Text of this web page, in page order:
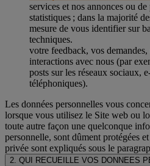
services et nos annonces ou
statistiques ; dans la majorité
mesure de vous identifier sur
techniques.
votre feedback, vos
interactions avec nous (par
posts sur les réseaux sociaux,
téléphoniques).
Les données personnelles vous
lorsque vous utilisez le Site web ou
toute autre façon une quelconque
personnelle, sont dûment protégées
privée sont expliqués sous le
2. QUI RECUEILLE VOS DONNEES